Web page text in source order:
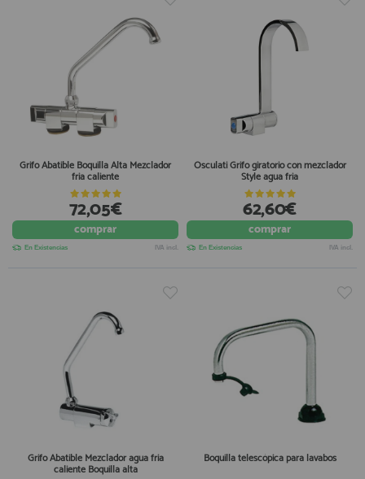
Grifo Abatible Boquilla Alta Mezclador
fria caliente
72,05€
comprar
En Existencias IVA incl.
Osculati Grifo giratorio con mezclador
Style agua fria
62,60€
comprar
En Existencias IVA incl.
Grifo Abatible Mezclador agua fria
caliente Boquilla alta
Boquilla telescópica para lavabos